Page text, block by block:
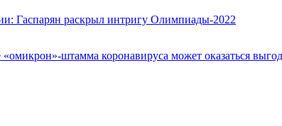
Гаспарян раскрыл интригу Олимпиады-2022
штамма коронавируса может оказаться